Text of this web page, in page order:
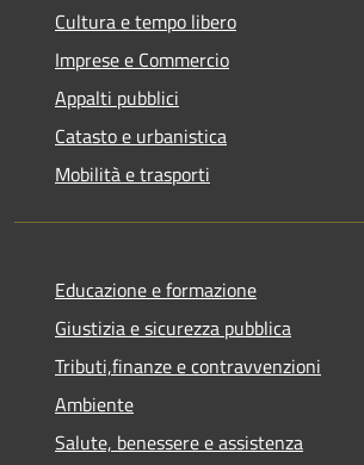
Cultura e tempo libero
Imprese e Commercio
Appalti pubblici
Catasto e urbanistica
Mobilità e trasporti
Educazione e formazione
Giustizia e sicurezza pubblica
Tributi,finanze e contravvenzioni
Ambiente
Salute, benessere e assistenza